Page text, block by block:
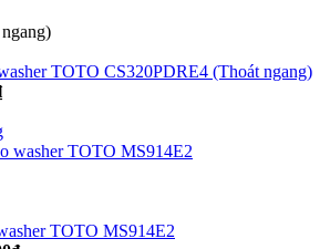
TOTO CS320PDRE4 (Thoát ngang)
TOTO MS914E2